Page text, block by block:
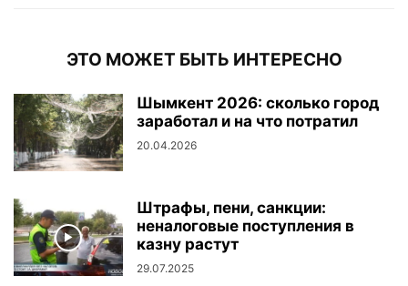
ЭТО МОЖЕТ БЫТЬ ИНТЕРЕСНО
Шымкент 2026: сколько город
заработал и на что потратил
20.04.2026
Штрафы, пени, санкции:
неналоговые поступления в
казну растут
29.07.2025